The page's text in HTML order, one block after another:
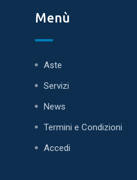
Menù
Aste
Servizi
News
Termini e Condizioni
Accedi